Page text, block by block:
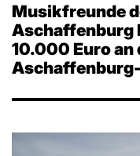
Musikfreunde
Aschaffenburg
10.000 Euro